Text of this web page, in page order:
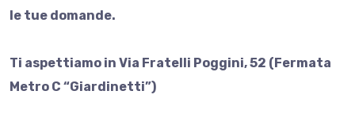
le tue domande.
Ti aspettiamo in Via Fratelli Poggini, 52 (Fermata
Metro C “Giardinetti”)